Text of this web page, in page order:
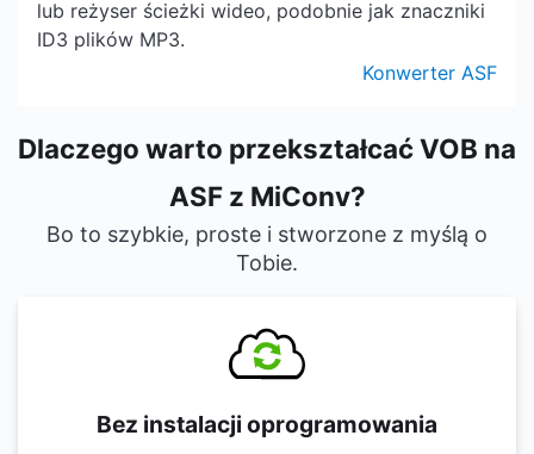
lub reżyser ścieżki wideo, podobnie jak znaczniki
ID3 plików MP3.
Konwerter ASF
Dlaczego warto przekształcać VOB na
ASF z MiConv?
Bo to szybkie, proste i stworzone z myślą o
Tobie.
Bez instalacji oprogramowania